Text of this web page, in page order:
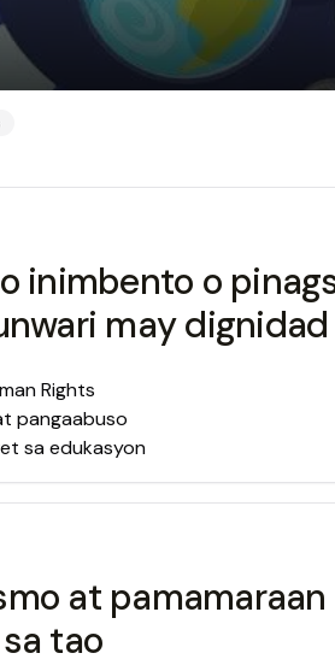
inimbento o
may
Rights
pangaabuso
sa edukasyon
at
tao